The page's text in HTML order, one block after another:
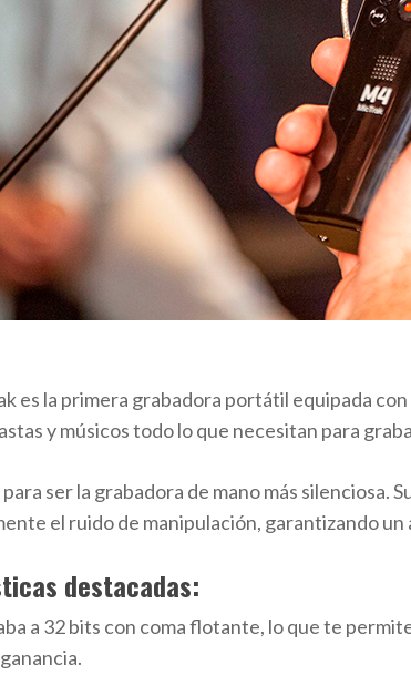
es la primera grabadora portátil equipada
y músicos todo lo que necesitan para
ser la grabadora de mano más silenciosa.
el ruido de manipulación, garantizando
destacadas:
a 32 bits con coma flotante, lo que te